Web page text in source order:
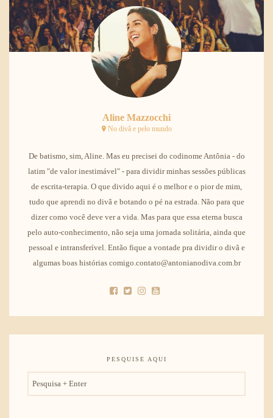
Aline Mazzocchi
No divã e pelo mundo
De batismo, sim, Aline. Mas eu precisei do codinome Antônia - do
latim "de valor inestimável" - para dividir minhas sessões públicas
de escrita-terapia. O que divido aqui é o melhor e o pior de mim,
tudo que aprendi no divã e botando o pé na estrada. Não para que
dizer como você deve ver a vida. Mas para que essa eterna busca
pelo auto-conhecimento, não seja uma jornada solitária, ainda que
pessoal e intransferível. Então fique a vontade pra dividir o divã e
algumas boas histórias comigo.contato@antonianodiva.com.br
PESQUISE AQUI